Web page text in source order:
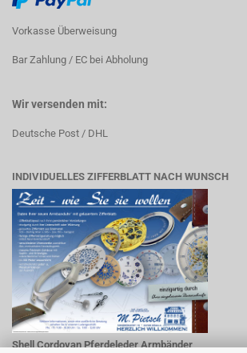
Vorkasse Überweisung
Bar Zahlung / EC bei Abholung
Wir versenden mit:
Deutsche Post / DHL
INDIVIDUELLES ZIFFERBLATT NACH WUNSCH
Shell Cordovan Pferdeleder Armbänder